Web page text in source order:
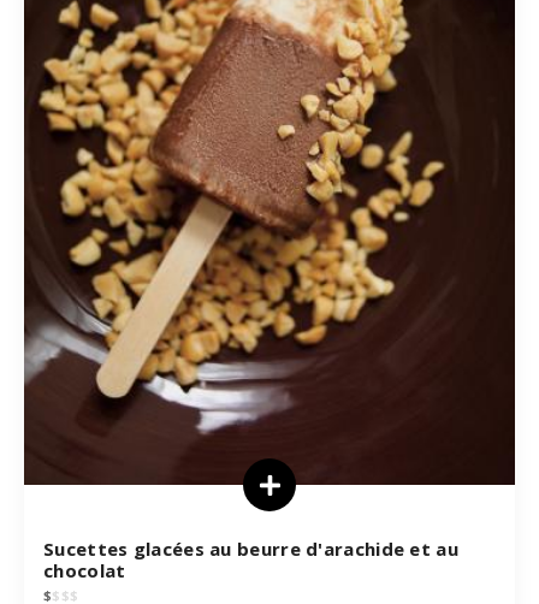
Sucettes glacées au beurre d'arachide et au
chocolat
$$ $$